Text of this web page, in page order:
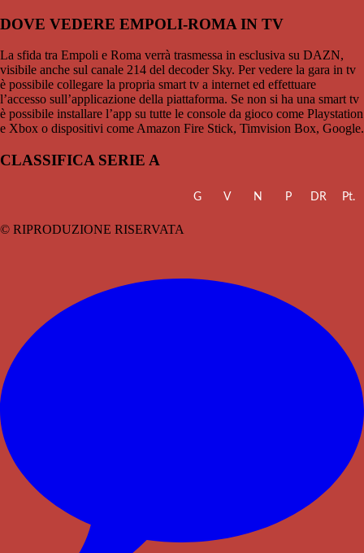
DOVE VEDERE EMPOLI-ROMA IN TV
La sfida tra Empoli e Roma verrà trasmessa in esclusiva su DAZN,
visibile anche sul canale 214 del decoder Sky. Per vedere la gara in tv
è possibile collegare la propria smart tv a internet ed effettuare
l’accesso sull’applicazione della piattaforma. Se non si ha una smart tv
è possibile installare l’app su tutte le console da gioco come Playstation
e Xbox o dispositivi come Amazon Fire Stick, Timvision Box, Google.
CLASSIFICA SERIE A
G V N P DR Pt.
© RIPRODUZIONE RISERVATA